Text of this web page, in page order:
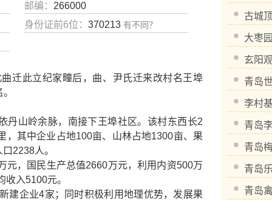
邮编： 266000
身份证前6位： 370213 有不同？
此立纪家疃后，曲、尹氏迁来改村名王埠
山岭余脉，南接下王埠社区。该村东西长2
，其中企业占地100亩、山林占地1300亩、果
2238人。
，国民生产总值2660万元，利用内资500万
入5100元。
企业4家；同时积极利用地理优势，发展果
古城
大枣
玄阳
青岛
李村
青岛
青岛
青岛
青岛